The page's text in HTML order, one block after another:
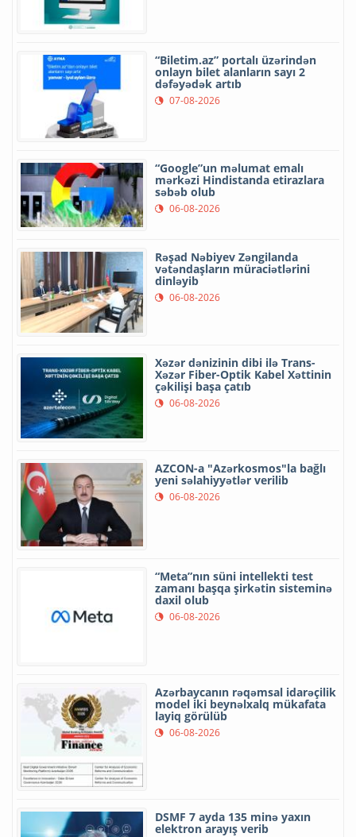
“Biletim.az” portalı üzərindən
onlayn bilet alanların sayı 2
dəfəyədək artıb
07-08-2026
“Google”un məlumat emalı
mərkəzi Hindistanda etirazlara
səbəb olub
06-08-2026
Rəşad Nəbiyev Zəngilanda
vətəndaşların müraciətlərini
dinləyib
06-08-2026
Xəzər dənizinin dibi ilə Trans-
Xəzər Fiber-Optik Kabel Xəttinin
çəkilişi başa çatıb
06-08-2026
AZCON-a "Azərkosmos"la bağlı
yeni səlahiyyətlər verilib
06-08-2026
“Meta”nın süni intellekti test
zamanı başqa şirkətin sisteminə
daxil olub
06-08-2026
Azərbaycanın rəqəmsal idarəçilik
model iki beynəlxalq mükafata
layiq görülüb
06-08-2026
DSMF 7 ayda 135 minə yaxın
elektron arayış verib